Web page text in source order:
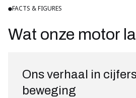
Wat onze motor
FACTS & FIGURES
Ons verhaal in
beweging